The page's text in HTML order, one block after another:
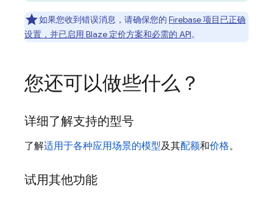
如果您收到错误消息，请确保您的 Firebase 项目已正确
设置，并已启用 Blaze 定价方案和必需的 API。
您还可以做些什么？
详细了解支持的型号
了解适用于各种应用场景的模型及其配额和价格。
试用其他功能